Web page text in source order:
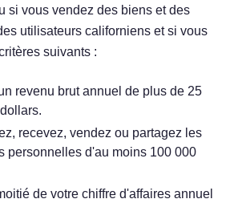
si vous vendez des biens et des
utilisateurs californiens et si vous
suivants :
revenu brut annuel de plus de 25
recevez, vendez ou partagez les
personnelles d'au moins 100 000
de votre chiffre d'affaires annuel